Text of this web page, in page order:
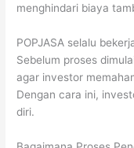
menghindari biaya
POPJASA selalu
Sebelum proses
agar investor
Dengan cara ini,
diri.